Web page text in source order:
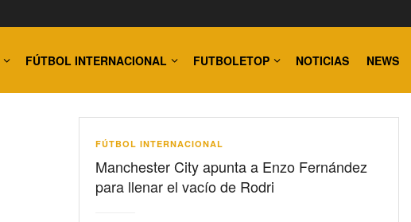
FÚTBOL INTERNACIONAL FUTBOLETOP NOTICIAS NEWS
FÚTBOL INTERNACIONAL
Manchester City apunta a Enzo Fernández
para llenar el vacío de Rodri